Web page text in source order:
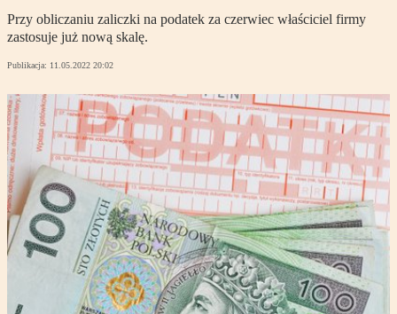
Przy obliczaniu zaliczki na podatek za czerwiec właściciel firmy
zastosuje już nową skalę.
Publikacja: 11.05.2022 20:02